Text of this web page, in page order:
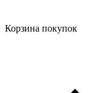
Корзина покупок